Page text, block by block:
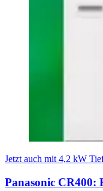
Jetzt auch mit 4,2 kW
Panasonic CR400: